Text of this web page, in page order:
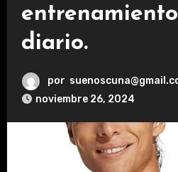
diario.
por
noviembre 26, 2024